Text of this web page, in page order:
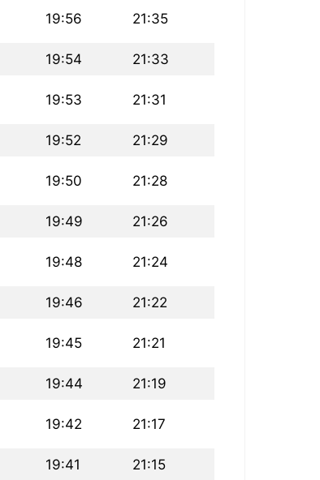
19:56 21:35
19:54 21:33
19:53 21:31
19:52 21:29
19:50 21:28
19:49 21:26
19:48 21:24
19:46 21:22
19:45 21:21
19:44 21:19
19:42 21:17
19:41 21:15